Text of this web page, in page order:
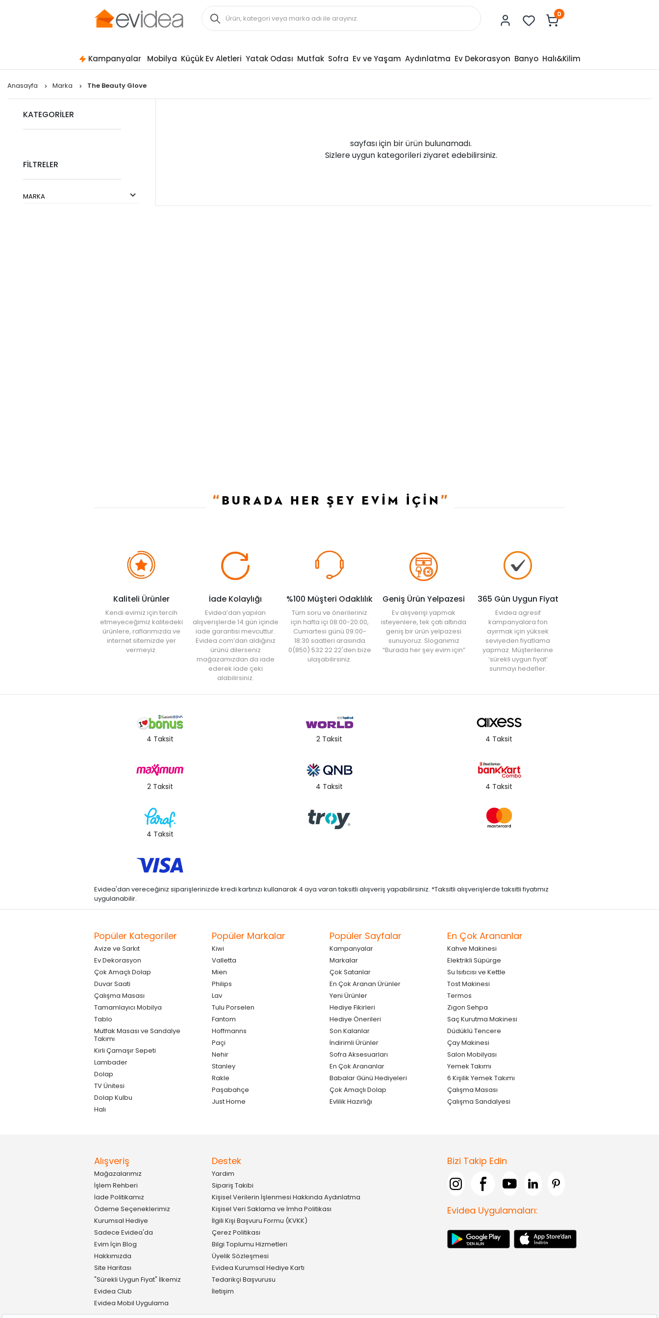
0
Kampanyalar Mobilya Küçük Ev Aletleri Yatak Odası Mutfak Sofra Ev ve Yaşam Aydınlatma Ev Dekorasyon Banyo Halı&Kilim
Anasayfa Marka The Beauty Glove
KATEGORİLER
FİLTRELER
MARKA
sayfası için bir ürün bulunamadı.
Sizlere uygun kategorileri ziyaret edebilirsiniz.
Kaliteli Ürünler
Kendi evimiz için tercih
etmeyeceğimiz kalitedeki
ürünlere, raflarımızda ve
internet sitemizde yer
vermeyiz.
İade Kolaylığı
Evidea’dan yapılan
alışverişlerde 14 gün içinde
iade garantisi mevcuttur.
Evidea.com’dan aldığınız
ürünü dilerseniz
mağazamızdan da iade
ederek iade çeki
alabilirsiniz.
%100 Müşteri Odaklılık
Tüm soru ve önerileriniz
için hafta içi 08:00-20:00,
Cumartesi günü 09:00-
18:30 saatleri arasında
0(850) 532 22 22'den bize
ulaşabilirsiniz.
Geniş Ürün Yelpazesi
Ev alışverişi yapmak
isteyenlere, tek çatı altında
geniş bir ürün yelpazesi
sunuyoruz. Sloganımız
“Burada her şey evim için”
365 Gün Uygun Fiyat
Evidea agresif
kampanyalara fon
ayırmak için yüksek
seviyeden fiyatlama
yapmaz. Müşterilerine
‘sürekli uygun fiyat’
sunmayı hedefler.
4 Taksit 2 Taksit 4 Taksit
2 Taksit 4 Taksit 4 Taksit
4 Taksit
Evidea'dan vereceğiniz siparişlerinizde kredi kartınızı kullanarak 4 aya varan taksitli alışveriş yapabilirsiniz. *Taksitli alışverişlerde taksitli fiyatımız
uygulanabilir.
Popüler Kategoriler
Avize ve Sarkıt
Ev Dekorasyon
Çok Amaçlı Dolap
Duvar Saati
Çalışma Masası
Tamamlayıcı Mobilya
Tablo
Mutfak Masası ve Sandalye
Takımı
Kirli Çamaşır Sepeti
Lambader
Dolap
TV Ünitesi
Dolap Kulbu
Halı
Popüler Markalar
Kiwi
Valletta
Mien
Philips
Lav
Tulu Porselen
Fantom
Hoffmanns
Paçi
Nehir
Stanley
Rakle
Paşabahçe
Just Home
Popüler Sayfalar
Kampanyalar
Markalar
Çok Satanlar
En Çok Aranan Ürünler
Yeni Ürünler
Hediye Fikirleri
Hediye Önerileri
Son Kalanlar
İndirimli Ürünler
Sofra Aksesuarları
En Çok Arananlar
Babalar Günü Hediyeleri
Çok Amaçlı Dolap
Evlilik Hazırlığı
En Çok Arananlar
Kahve Makinesi
Elektrikli Süpürge
Su Isıtıcısı ve Kettle
Tost Makinesi
Termos
Zigon Sehpa
Saç Kurutma Makinesi
Düdüklü Tencere
Çay Makinesi
Salon Mobilyası
Yemek Takımı
6 Kişilik Yemek Takımı
Çalışma Masası
Çalışma Sandalyesi
Alışveriş
Mağazalarımız
İşlem Rehberi
İade Politikamız
Ödeme Seçeneklerimiz
Kurumsal Hediye
Sadece Evidea'da
Evim İçin Blog
Hakkımızda
Site Haritası
"Sürekli Uygun Fiyat" İlkemiz
Evidea Club
Evidea Mobil Uygulama
Destek
Yardım
Sipariş Takibi
Kişisel Verilerin İşlenmesi Hakkında Aydınlatma
Kişisel Veri Saklama ve İmha Politikası
İlgili Kişi Başvuru Formu (KVKK)
Çerez Politikası
Bilgi Toplumu Hizmetleri
Üyelik Sözleşmesi
Evidea Kurumsal Hediye Kartı
Tedarikçi Başvurusu
İletişim
Bizi Takip Edin
Evidea Uygulamaları: